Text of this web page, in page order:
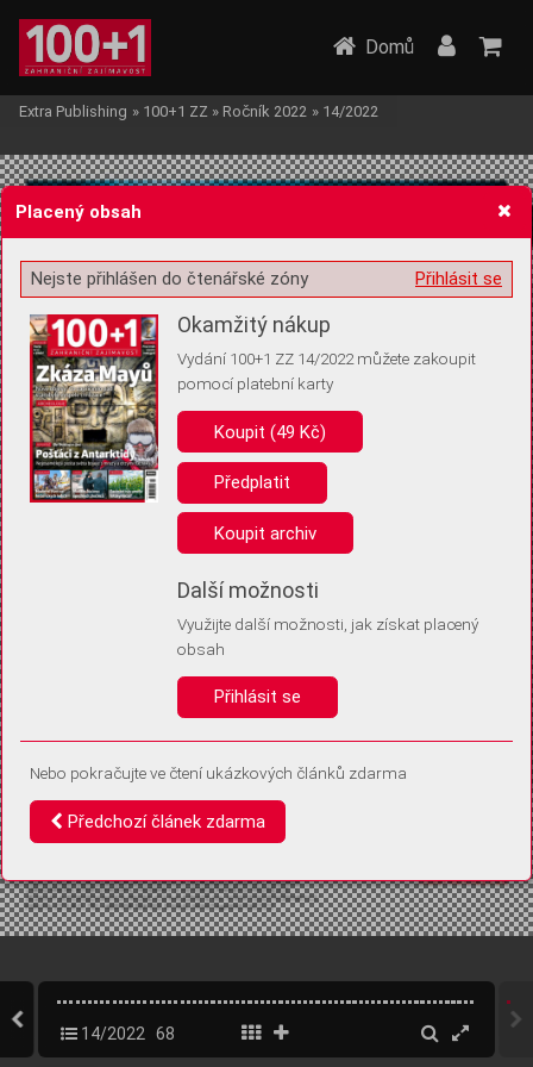
Žádost o souhlas s ukládáním volitelných informací
Pro základní fungování webu nepotřebujeme ukládat žádné informace
(tzv. cookies apod.). Rádi bychom vás ale požádali o souhlas s
uložením volitelných informací:
Anonymní unikátní ID
Díky němu příště poznáme, že se jedná o stejné zařízení, a
Identifikátor je zcela anonymní.
Vaše souhlasy a odmítnutí si ukládáme do vašeho zařízení, abychom se
vás už příště znovu neptali. Můžete je kdykoli později upravit ve Správě
Domů
Extra Publishing » 100+1 ZZ » Ročník 2022 » 14/2022
14/2022 68
Placený obsah
Přihlásit se
Nejste přihlášen do čtenářské zóny
Okamžitý nákup
Vydání 100+1 ZZ 14/2022 můžete zakoupit
pomocí platební karty
Koupit (49 Kč)
Předplatit
Koupit archiv
Další možnosti
Využijte další možnosti, jak získat placený
obsah
Přihlásit se
Nebo pokračujte ve čtení ukázkových článků zdarma
Předchozí článek zdarma